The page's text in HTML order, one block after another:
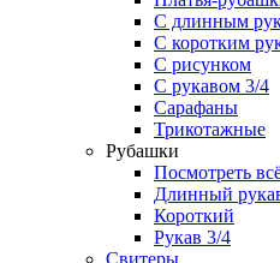
С длинным
С коротким
С рисунком
С рукавом 3/4
Сарафаны
Трикотажные
Рубашки
Посмотреть
Длинный
Короткий
Рукав 3/4
Свитеры